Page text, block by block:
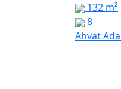
132 m²
8
Ahvat